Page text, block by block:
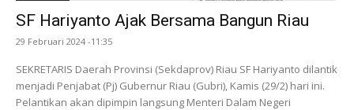
SF Hariyanto Ajak Bersama Bangun Riau
29 Februari 2024 -11:35
SEKRETARIS Daerah Provinsi (Sekdaprov) Riau SF Hariyanto dilantik
menjadi Penjabat (Pj) Gubernur Riau (Gubri), Kamis (29/2) hari ini.
Pelantikan akan dipimpin langsung Menteri Dalam Negeri